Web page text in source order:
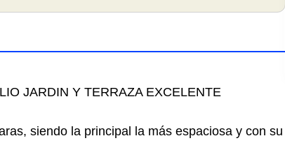
JARDIN Y TERRAZA EXCELENTE
siendo la principal la más espaciosa y con su